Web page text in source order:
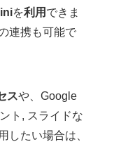
を利用 できま
連携も可能で
スや、Google
ト, スライドな
したい場合は、